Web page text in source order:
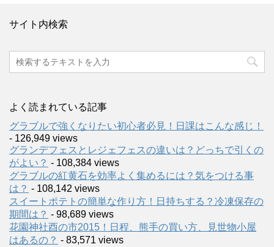
サイト内検索
よく読まれている記事
グラブルで強くなりたい初心者必見！日課はこんな感じ！
- 126,949 views
グランデフェスとレジェフェスの違いは？どっちで引くの
がよい？ - 108,384 views
グラブルの紅黄石を効率よく集めるには？気をつける事
は？ - 108,142 views
スイートポテトの簡単な作り方！日持ちする？冷凍保存の
期間は？ - 98,689 views
花園神社酉の市2015！日程、熊手の買い方、見世物小屋
はあるの？ - 83,571 views